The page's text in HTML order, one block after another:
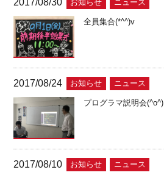
2017/08/30 お知らせ ニュース
全員集合(*^^)v
2017/08/24 お知らせ ニュース
プログラマ説明会(^o^)
2017/08/10 お知らせ ニュース